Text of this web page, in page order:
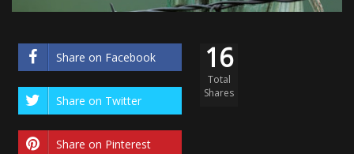
Share on Facebook
Share on Twitter
Share on Pinterest
16
Total
Shares